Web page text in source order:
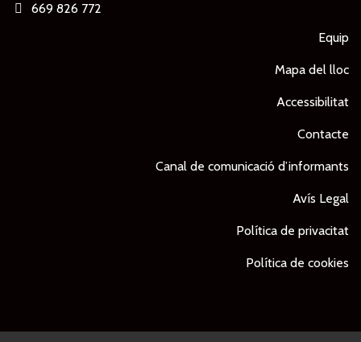
669 826 772
Equip
Mapa del lloc
Accessibilitat
Contacte
Canal de comunicació d’informants
Avís Legal
Política de privacitat
Política de cookies